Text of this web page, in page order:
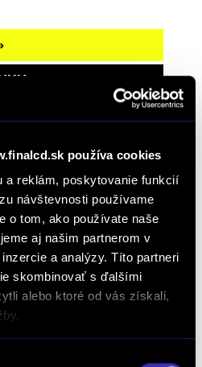
používa cookies
a reklám, poskytovanie funkcií
návštevnosti používame
o tom, ako používate naše
aj našim partnerom v
a analýzy. Títo partneri
skombinovať s ďalšími
alebo ktoré od vás získali,
»
5 518 €